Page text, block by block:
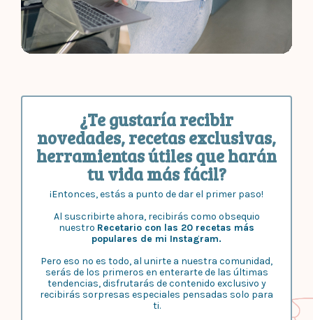
¿Te gustaría recibir
novedades, recetas exclusivas,
herramientas útiles que harán
tu vida más fácil?
¡Entonces, estás a punto de dar el primer paso!
Al suscribirte ahora, recibirás como obsequio
nuestro Recetario con las 20 recetas más
populares de mi Instagram.
Pero eso no es todo, al unirte a nuestra comunidad,
serás de los primeros en enterarte de las últimas
tendencias, disfrutarás de contenido exclusivo y
recibirás sorpresas especiales pensadas solo para
ti.